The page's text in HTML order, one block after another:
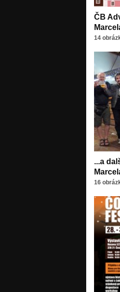
ČB
14
...a
16